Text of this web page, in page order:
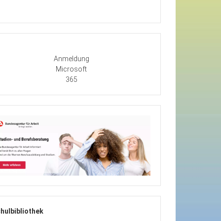
Anmeldung
Microsoft
365